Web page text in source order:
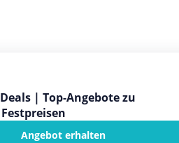
| Top-Angebote zu
Angebot erhalten